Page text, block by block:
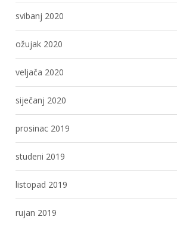
svibanj 2020
ožujak 2020
veljača 2020
siječanj 2020
prosinac 2019
studeni 2019
listopad 2019
rujan 2019